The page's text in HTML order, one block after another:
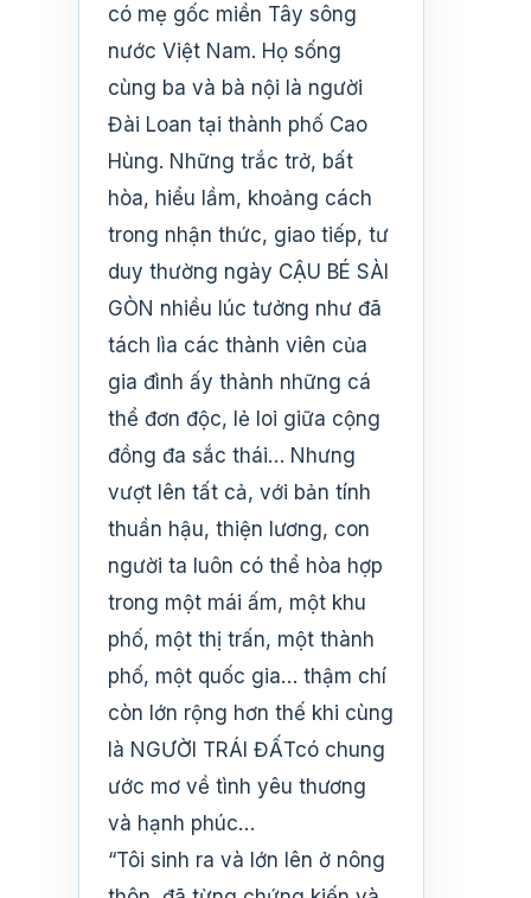
có mẹ gốc miền Tây sông
nước Việt Nam. Họ sống
cùng ba và bà nội là người
Đài Loan tại thành phố Cao
Hùng. Những trắc trở, bất
hòa, hiểu lầm, khoảng cách
trong nhận thức, giao tiếp, tư
duy thường ngày CẬU BÉ SÀI
GÒN nhiều lúc tưởng như đã
tách lìa các thành viên của
gia đình ấy thành những cá
thể đơn độc, lẻ loi giữa cộng
đồng đa sắc thái… Nhưng
vượt lên tất cả, với bản tính
thuần hậu, thiện lương, con
người ta luôn có thể hòa hợp
trong một mái ấm, một khu
phố, một thị trấn, một thành
phố, một quốc gia… thậm chí
còn lớn rộng hơn thế khi cùng
là NGƯỜI TRÁI ĐẤTcó chung
ước mơ về tình yêu thương
và hạnh phúc…
“Tôi sinh ra và lớn lên ở nông